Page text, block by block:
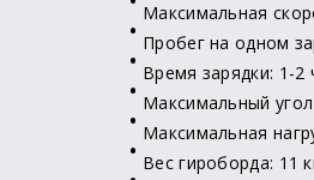
Максимальная
Пробег на одном
Время зарядки: 1-2
Максимальный
Максимальная
Вес гироборда: 11